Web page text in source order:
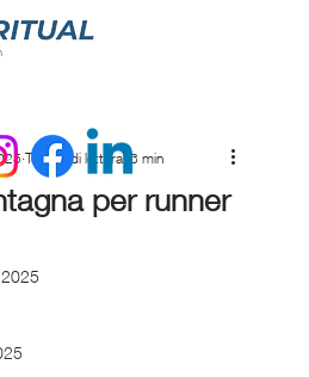
per runner
Tempo di lettura: 3 min